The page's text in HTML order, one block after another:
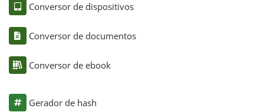
Conversor de dispositivos
Conversor de documentos
Conversor de ebook
Gerador de hash